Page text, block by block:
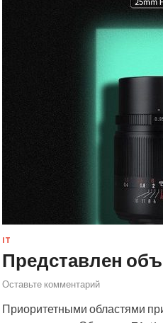
IT
Представлен
Оставьте комментарий
Приоритетными областями